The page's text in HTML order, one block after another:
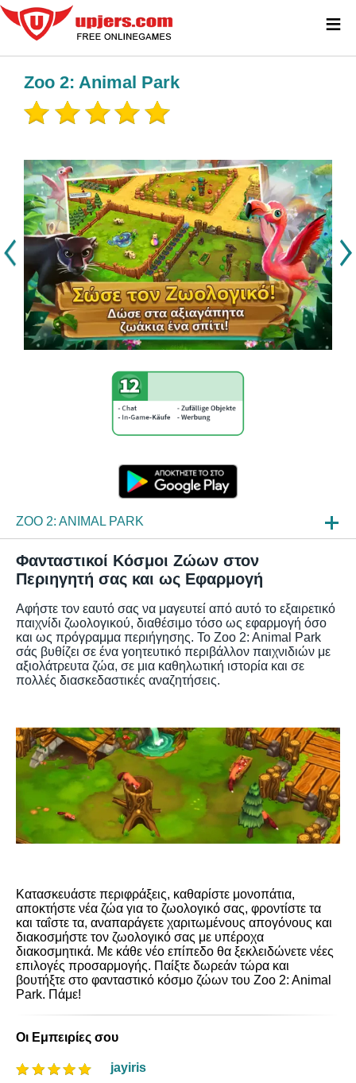
Zoo 2: Animal Park
ZOO 2: ANIMAL PARK
ΝΈΑ
ΠΛΗΡΟΦΟΡΊΕΣ
ΣΥΧΝΈΣ ΕΡΩΤΉΣΕΙΣ
Φανταστικοί Κόσμοι Ζώων στον
Περιηγητή σας και ως Εφαρμογή
Αφήστε τον εαυτό σας να μαγευτεί από αυτό το εξαιρετικό
παιχνίδι ζωολογικού, διαθέσιμο τόσο ως εφαρμογή όσο
και ως πρόγραμμα περιήγησης. Το Zoo 2: Animal Park
σάς βυθίζει σε ένα γοητευτικό περιβάλλον παιχνιδιών με
αξιολάτρευτα ζώα, σε μια καθηλωτική ιστορία και σε
πολλές διασκεδαστικές αναζητήσεις.
Κατασκευάστε περιφράξεις, καθαρίστε μονοπάτια,
αποκτήστε νέα ζώα για το ζωολογικό σας, φροντίστε τα
και ταΐστε τα, αναπαράγετε χαριτωμένους απογόνους και
διακοσμήστε τον ζωολογικό σας με υπέροχα
διακοσμητικά. Με κάθε νέο επίπεδο θα ξεκλειδώνετε νέες
επιλογές προσαρμογής. Παίξτε δωρεάν τώρα και
βουτήξτε στο φανταστικό κόσμο ζώων του Zoo 2: Animal
Park. Πάμε!
Οι Εμπειρίες σου
jayiris
≡